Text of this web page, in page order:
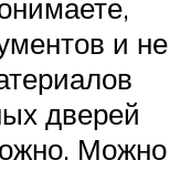
и не
дверей
Можно